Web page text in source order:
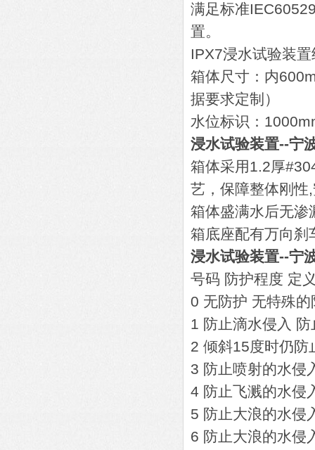
满足标准
置。
IPX7浸水试验装
箱体尺寸：内
据要求定制）
水位标识：
浸水试验装置--宁
箱体采用1.2厚
艺，保障整体刚性
箱体盛满水后无渗
箱底座配有万向刹
浸水试验装置--宁
号码 防护程度 定
0 无防护 无特殊的
1 防止滴水侵入
2 倾斜15度时仍防
3 防止喷射的水侵
4 防止飞溅的水侵
5 防止大浪的水侵
6 防止大浪的水侵